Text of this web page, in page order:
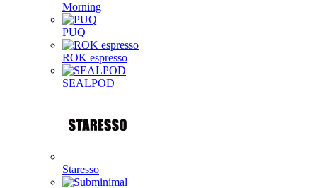
Morning
PUQ
ROK espresso
SEALPOD
Staresso